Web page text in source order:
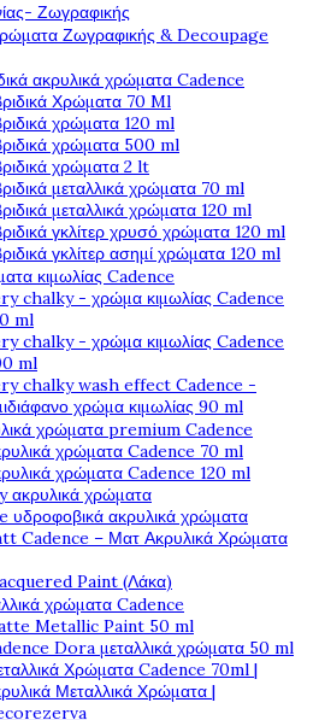
Ζωγραφικής
Ζωγραφικής & Decoupage
ακρυλικά χρώματα Cadence
Χρώματα 70 Ml
χρώματα 120 ml
χρώματα 500 ml
χρώματα 2 lt
μεταλλικά χρώματα 70 ml
μεταλλικά χρώματα 120 ml
γκλίτερ χρυσό χρώματα 120 ml
γκλίτερ ασημί χρώματα 120 ml
κιμωλίας Cadence
chalky - χρώμα κιμωλίας Cadence
ml
chalky - χρώμα κιμωλίας Cadence
ml
chalky wash effect Cadence -
χρώμα κιμωλίας 90 ml
χρώματα premium Cadence
χρώματα Cadence 70 ml
χρώματα Cadence 120 ml
ακρυλικά χρώματα
υδροφοβικά ακρυλικά χρώματα
Cadence – Ματ Ακρυλικά Χρώματα
Paint (Λάκα)
χρώματα Cadence
Metallic Paint 50 ml
Dora μεταλλικά χρώματα 50 ml
Χρώματα Cadence 70ml |
Μεταλλικά Χρώματα |